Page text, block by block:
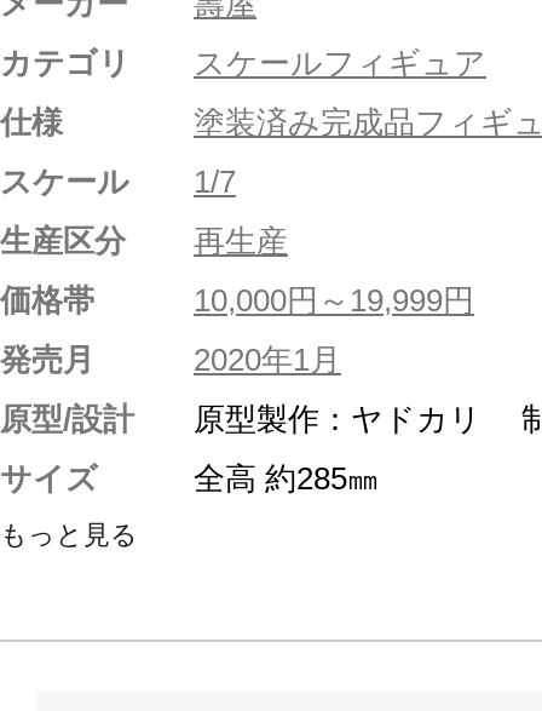
カテゴリ
スケールフィギュア
仕様
塗装済み完成品フィギ
スケール
1/7
生産区分
再生産
価格帯
10,000円～19,999円
発売月
2020年1月
原型/設計
原型製作：ヤドカリ
サイズ
全高 約285㎜
もっと見る